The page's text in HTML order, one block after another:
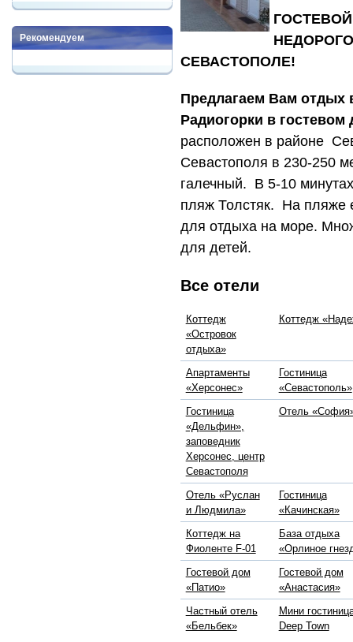
СЕВАСТОПОЛЕ!
Предлагаем Вам отдых
Радиогорки в
расположен в районе
Севастополя в 230-250
галечный. В 5-10
пляж Толстяк. На пляже
для отдыха на море.
для детей.
Все отели
Коттедж
«Островок
отдыха»
Коттедж
Апартаменты
«Херсонес»
Гостиница
«Севастополь»
Гостиница
«Дельфин»,
заповедник
Херсонес, центр
Севастополя
Отель
Отель «Руслан
и Людмила»
Гостиница
«Качинская»
Коттедж на
Фиоленте F-01
База отдыха
«Орлиное
Гостевой дом
«Патио»
Гостевой дом
«Анастасия»
Частный отель
«Бельбек»
Мини
Deep Town
Рекомендуем